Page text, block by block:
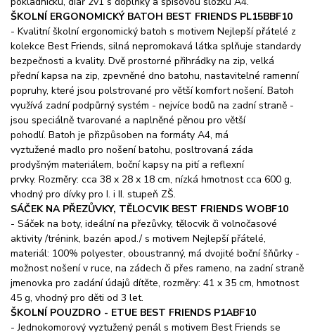
ŠKOLNÍ ERGONOMICKÝ BATOH BEST FRIENDS PL15BBF10
- Kvalitní školní ergonomický batoh s motivem Nejlepší přátelé z
kolekce Best Friends, silná nepromokavá látka splňuje standardy
bezpečnosti a kvality. Dvě prostorné přihrádky na zip, velká
přední kapsa na zip, zpevněné dno batohu, nastavitelné ramenní
popruhy, které jsou polstrované pro větší komfort nošení. Batoh
využívá zadní podpůrný systém - nejvíce bodů na zadní straně -
jsou speciálně tvarované a naplněné pěnou pro větší
pohodlí. Batoh je přizpůsoben na formáty A4, má
vyztužené madlo pro nošení batohu, posltrovaná záda
prodyšným materiálem, boční kapsy na pití a reflexní
prvky. Rozměry: cca 38 x 28 x 18 cm, nízká hmotnost cca 600 g,
vhodný pro dívky pro I. i II. stupeň ZŠ.
SÁČEK NA PŘEZŮVKY, TĚLOCVIK BEST FRIENDS WOBF10
- Sáček na boty, ideální na přezůvky, tělocvik či volnočasové
aktivity /trénink, bazén apod./ s motivem Nejlepší přátelé,
materiál: 100% polyester, oboustranný, má dvojité boční šňůrky -
možnost nošení v ruce, na zádech či přes rameno, na zadní straně
jmenovka pro zadání údajů dítěte, rozměry: 41 x 35 cm, hmotnost
45 g, vhodný pro děti od 3 let.
ŠKOLNÍ POUZDRO - ETUE BEST FRIENDS P1ABF10
- Jednokomorový vyztužený penál s motivem Best Friends se